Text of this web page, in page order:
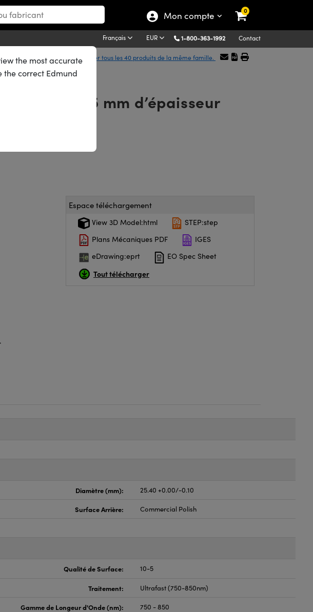
Mon compte 0
Français EUR 1-800-363-1992 Contact
Afficher tous les 40 produits de la même famille.
dia. x 6,35 mm d’épaisseur
the quantity.
Espace téléchargement
View 3D Model:html
STEP:step
Plans Mécaniques PDF
IGES
eDrawing:eprt
EO Spec Sheet
Tout télécharger
Diamètre (mm): 25.40 +0.00/-0.10
Surface Arrière: Commercial Polish
Qualité de Surface: 10-5
Traitement: Ultrafast (750-850nm)
Gamme de Longeur d'Onde (nm): 750 - 850
the most accurate
correct Edmund